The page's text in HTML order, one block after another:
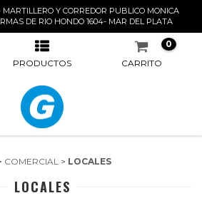
Y CORREDOR PUBLICO MONICA
DE RIO HONDO 1604- MAR DEL PLATA
PRODUCTOS CARRITO
0
COMERCIAL > LOCALES
LOCALES